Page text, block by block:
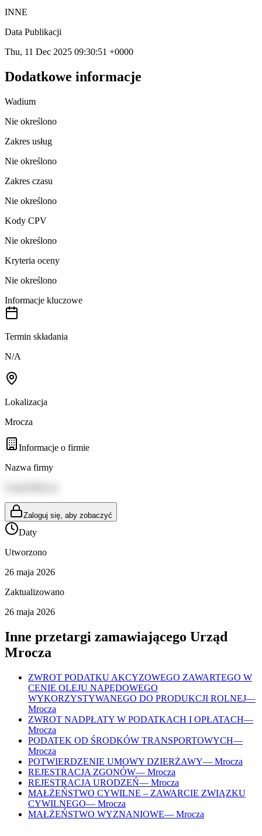
INNE
Data Publikacji
Thu, 11 Dec 2025 09:30:51 +0000
Dodatkowe informacje
Wadium
Nie określono
Zakres usług
Nie określono
Zakres czasu
Nie określono
Kody CPV
Nie określono
Kryteria oceny
Nie określono
Informacje kluczowe
Termin składania
N/A
Lokalizacja
Mrocza
Informacje o firmie
Nazwa firmy
Zaloguj się, aby zobaczyć
Daty
Utworzono
26 maja 2026
Zaktualizowano
26 maja 2026
Inne przetargi zamawiającego Urząd
Mrocza
ZWROT PODATKU AKCYZOWEGO ZAWARTEGO W
CENIE OLEJU NAPĘDOWEGO
WYKORZYSTYWANEGO DO PRODUKCJI ROLNEJ—
Mrocza
ZWROT NADPŁATY W PODATKACH I OPŁATACH—
Mrocza
PODATEK OD ŚRODKÓW TRANSPORTOWYCH—
Mrocza
POTWIERDZENIE UMOWY DZIERŻAWY— Mrocza
REJESTRACJA ZGONÓW— Mrocza
REJESTRACJA URODZEŃ— Mrocza
MAŁŻEŃSTWO CYWILNE – ZAWARCIE ZWIĄZKU
CYWILNEGO— Mrocza
MAŁŻEŃSTWO WYZNANIOWE— Mrocza